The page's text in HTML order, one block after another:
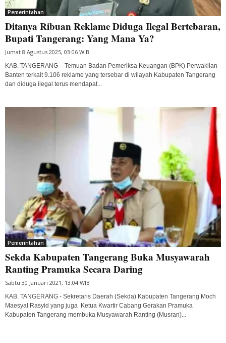
Pemerintahan
Ditanya Ribuan Reklame Diduga Ilegal Bertebaran,
Bupati Tangerang: Yang Mana Ya?
Jumat 8 Agustus 2025, 03:06 WIB
KAB. TANGERANG – Temuan Badan Pemeriksa Keuangan (BPK) Perwakilan
Banten terkait 9.106 reklame yang tersebar di wilayah Kabupaten Tangerang
dan diduga ilegal terus mendapat...
Pemerintahan
Sekda Kabupaten Tangerang Buka Musyawarah
Ranting Pramuka Secara Daring
Sabtu 30 Januari 2021, 13:04 WIB
KAB. TANGERANG - Sekretaris Daerah (Sekda) Kabupaten Tangerang Moch
Maesyal Rasyid yang juga Ketua Kwartir Cabang Gerakan Pramuka
Kabupaten Tangerang membuka Musyawarah Ranting (Musran)...